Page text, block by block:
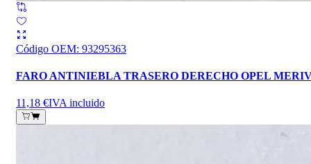
Código OEM: 93295363
FARO ANTINIEBLA TRASERO DERECHO OPEL
11,18 €IVA incluido